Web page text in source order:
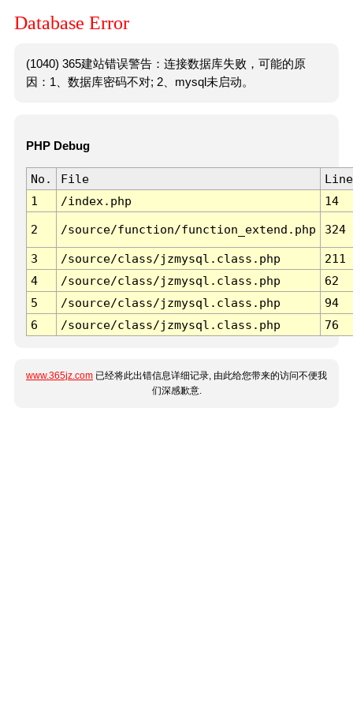
Database Error
(1040) 365建站错误警告：连接数据库失败，可能的原
因：1、数据库密码不对; 2、mysql未启动。
PHP Debug
No. File
Line
1
/index.php 14
2 /source/function/function_extend.php 324
3 /source/class/jzmysql.class.php
211
4
/source/class/jzmysql.class.php
62
5
/source/class/jzmysql.class.php
94
6
/source/class/jzmysql.class.php 76
www.365jz.com 已经将此出错信息详细记录, 由此给您带来的访问不便我
们深感歉意.